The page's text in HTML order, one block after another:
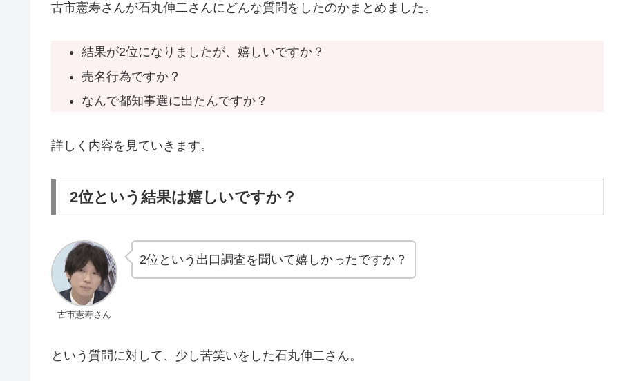
古市憲寿さんが石丸伸二さんにどんな質問をしたのかまとめました。
結果が2位になりましたが、嬉しいですか？
売名行為ですか？
なんで都知事選に出たんですか？
詳しく内容を見ていきます。
2位という結果は嬉しいですか？
古市憲寿さん
2位という出口調査を聞いて嬉しかったですか？
という質問に対して、少し苦笑いをした石丸伸二さん。